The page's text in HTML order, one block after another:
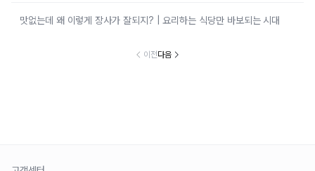
맛없는데 왜 이렇게 장사가 잘되지? | 요리하는 식당만 바보되는 시대
이전다음